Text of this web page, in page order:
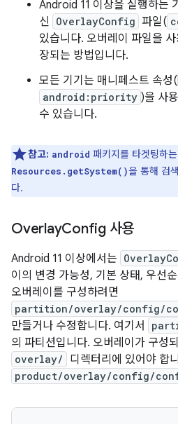
Android 11 이상을 실행하는
신 OverlayConfig 파일(
있습니다. 오버레이 파일을
장되는 방법입니다.
모든 기기는 매니페스트 속성(
android:priority )을 사
수 있습니다.
참고: android 패키지를 타겟팅하
Resources.getSystem()을 통해 검
다.
OverlayConfig 사용
Android 11 이상에서는
이의 변경 가능성, 기본 상태, 우선
오버레이를 구성하려면
partition/overlay/config/
만들거나 수정합니다. 여기서
의 파티션입니다. 오버레이가 구성
overlay/ 디렉터리에 있어야 합
product/overlay/config/